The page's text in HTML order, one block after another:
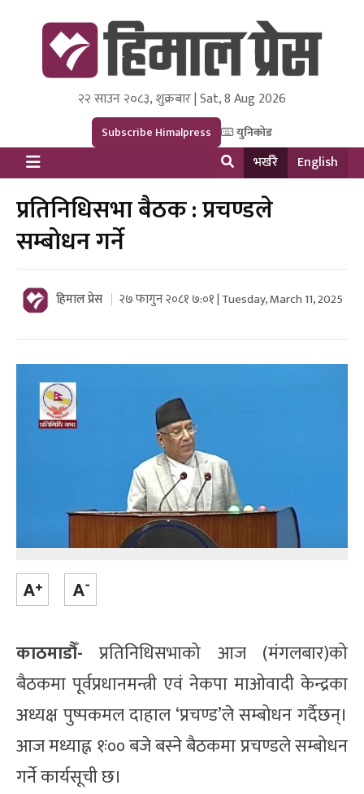
Himal Press
Dot NewsyNepal Media and Research Pvt Ltd.
२२ साउन २०८३, शुक्रबार | Sat, 8 Aug 2026
Subscribe Himalpress युनिकोड
भर्खरै English
प्रतिनिधिसभा बैठक : प्रचण्डले
सम्बोधन गर्ने
हिमाल प्रेस २७ फागुन २०८१ ७:०१ | Tuesday, March 11, 2025
काठमाडौँ- प्रतिनिधिसभाको आज (मंगलबार)को
बैठकमा पूर्वप्रधानमन्त्री एवं नेकपा माओवादी केन्द्रका
अध्यक्ष पुष्पकमल दाहाल ‘प्रचण्ड’ले सम्बोधन गर्दैछन्।
आज मध्याह्न १ः०० बजे बस्ने बैठकमा प्रचण्डले सम्बोधन
गर्ने कार्यसूची छ।